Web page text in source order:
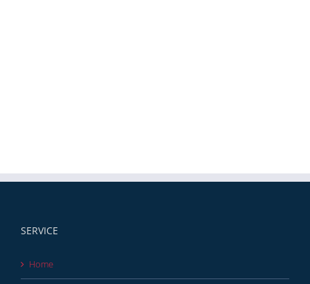
SERVICE
Home